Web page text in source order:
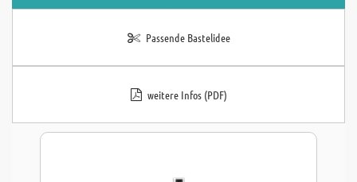
Passende Bastelidee
weitere Infos (PDF)